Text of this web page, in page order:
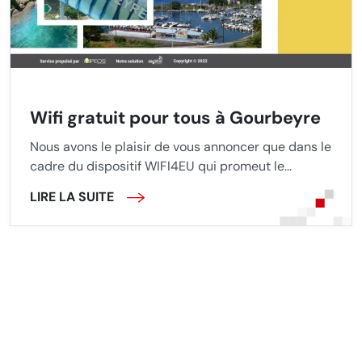
Wifi gratuit pour tous à Gourbeyre
Nous avons le plaisir de vous annoncer que dans le
cadre du dispositif WIFI4EU qui promeut le...
LIRE LA SUITE